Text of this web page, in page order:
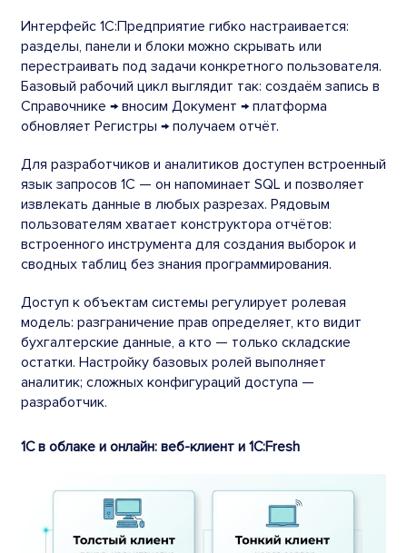
Интерфейс 1С:Предприятие гибко настраивается:
разделы, панели и блоки можно скрывать или
перестраивать под задачи конкретного пользователя.
Базовый рабочий цикл выглядит так: создаём запись в
Справочнике → вносим Документ → платформа
обновляет Регистры → получаем отчёт.
Для разработчиков и аналитиков доступен встроенный
язык запросов 1С — он напоминает SQL и позволяет
извлекать данные в любых разрезах. Рядовым
пользователям хватает конструктора отчётов:
встроенного инструмента для создания выборок и
сводных таблиц без знания программирования.
Доступ к объектам системы регулирует ролевая
модель: разграничение прав определяет, кто видит
бухгалтерские данные, а кто — только складские
остатки. Настройку базовых ролей выполняет
аналитик; сложных конфигураций доступа —
разработчик.
1С в облаке и онлайн: веб-клиент и 1С:Fresh